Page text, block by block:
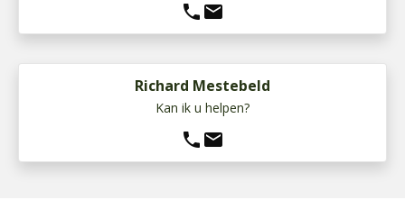
phone mail
Richard Mestebeld
Kan ik u helpen?
phone mail